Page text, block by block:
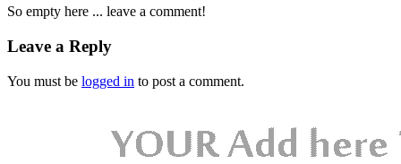
So empty here ... leave a comment!
Leave a Reply
You must be logged in to post a comment.